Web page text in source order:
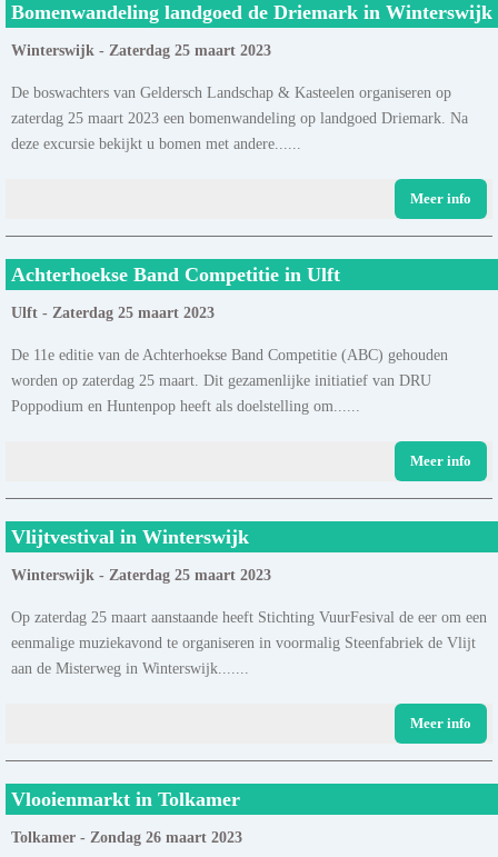
Bomenwandeling landgoed de Driemark in Winterswijk
Winterswijk - Zaterdag 25 maart 2023
De boswachters van Geldersch Landschap & Kasteelen organiseren op
zaterdag 25 maart 2023 een bomenwandeling op landgoed Driemark. Na
deze excursie bekijkt u bomen met andere......
Meer info
Achterhoekse Band Competitie in Ulft
Ulft - Zaterdag 25 maart 2023
De 11e editie van de Achterhoekse Band Competitie (ABC) gehouden
worden op zaterdag 25 maart. Dit gezamenlijke initiatief van DRU
Poppodium en Huntenpop heeft als doelstelling om......
Meer info
Vlijtvestival in Winterswijk
Winterswijk - Zaterdag 25 maart 2023
Op zaterdag 25 maart aanstaande heeft Stichting VuurFesival de eer om een
eenmalige muziekavond te organiseren in voormalig Steenfabriek de Vlijt
aan de Misterweg in Winterswijk.......
Meer info
Vlooienmarkt in Tolkamer
Tolkamer - Zondag 26 maart 2023